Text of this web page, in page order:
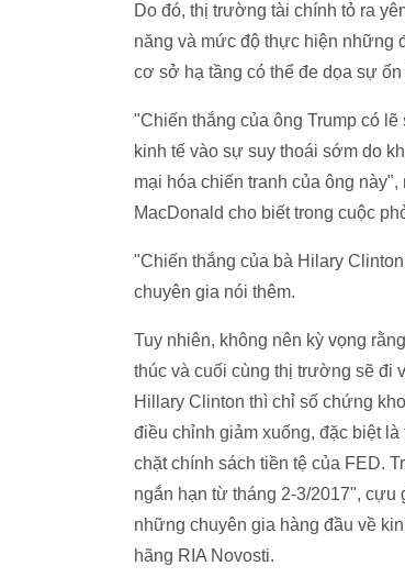
Do đó, thị trường tài chính tỏ ra
năng và mức độ thực hiện những
cơ sở hạ tầng có thể đe dọa sự
"Chiến thắng của ông Trump có
kinh tế vào sự suy thoái sớm do
mại hóa chiến tranh của ông
MacDonald cho biết trong cuộc
"Chiến thắng của bà Hilary
chuyên gia nói thêm.
Tuy nhiên, không nên kỳ vọng
thúc và cuối cùng thị trường sẽ đi
Hillary Clinton thì chỉ số chứng
điều chỉnh giảm xuống, đặc biệt
chặt chính sách tiền tệ của FED.
ngắn hạn từ tháng 2-3/2017", cựu
những chuyên gia hàng đầu về
hãng RIA Novosti.